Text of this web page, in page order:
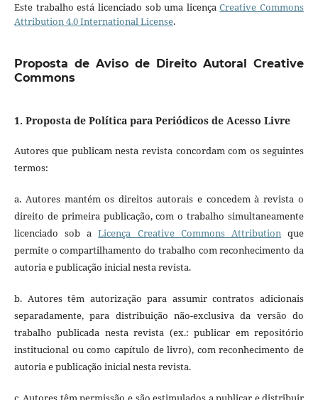
Este trabalho está licenciado sob uma licençaCreative Commons
Attribution 4.0 International License.
Proposta de Aviso de Direito Autoral Creative
Commons
1. Proposta de Política para Periódicos de Acesso Livre
Autores que publicam nesta revista concordam com os seguintes
termos:
a. Autores mantém os direitos autorais e concedem à revista o
direito de primeira publicação, com o trabalho simultaneamente
licenciado sob aLicença Creative Commons Attributionque
permite o compartilhamento do trabalho com reconhecimento da
autoria e publicação inicial nesta revista.
b. Autores têm autorização para assumir contratos adicionais
separadamente, para distribuição não-exclusiva da versão do
trabalho publicada nesta revista (ex.: publicar em repositório
institucional ou como capítulo de livro), com reconhecimento de
autoria e publicação inicial nesta revista.